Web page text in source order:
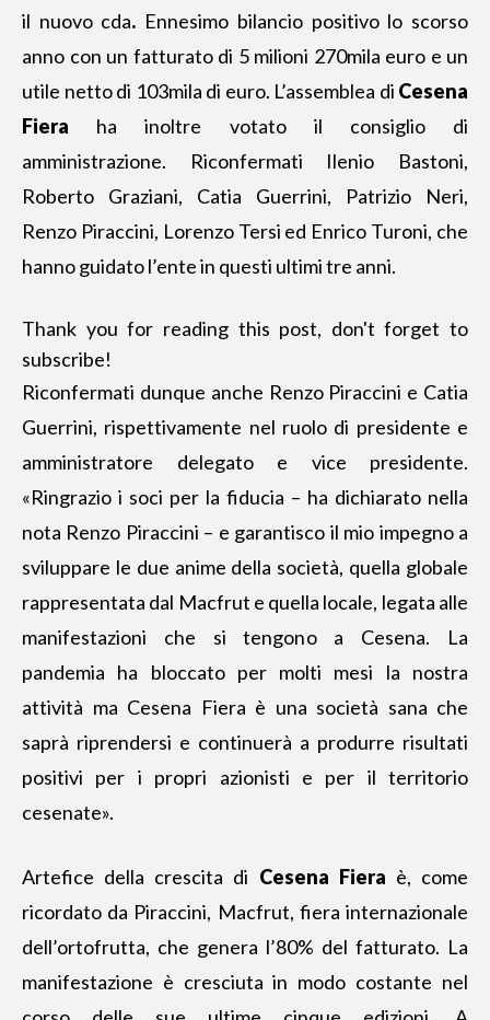
il nuovo cda. Ennesimo bilancio positivo lo scorso
anno con un fatturato di 5 milioni 270mila euro e un
utile netto di 103mila di euro. L’assemblea di Cesena
Fiera ha inoltre votato il consiglio di
amministrazione. Riconfermati Ilenio Bastoni,
Roberto Graziani, Catia Guerrini, Patrizio Neri,
Renzo Piraccini, Lorenzo Tersi ed Enrico Turoni, che
hanno guidato l’ente in questi ultimi tre anni.
Thank you for reading this post, don't forget to
subscribe!
Riconfermati dunque anche Renzo Piraccini e Catia
Guerrini, rispettivamente nel ruolo di presidente e
amministratore delegato e vice presidente.
«Ringrazio i soci per la fiducia – ha dichiarato nella
nota Renzo Piraccini – e garantisco il mio impegno a
sviluppare le due anime della società, quella globale
rappresentata dal Macfrut e quella locale, legata alle
manifestazioni che si tengono a Cesena. La
pandemia ha bloccato per molti mesi la nostra
attività ma Cesena Fiera è una società sana che
saprà riprendersi e continuerà a produrre risultati
positivi per i propri azionisti e per il territorio
cesenate».
Artefice della crescita di Cesena Fiera è, come
ricordato da Piraccini, Macfrut, fiera internazionale
dell’ortofrutta, che genera l’80% del fatturato. La
manifestazione è cresciuta in modo costante nel